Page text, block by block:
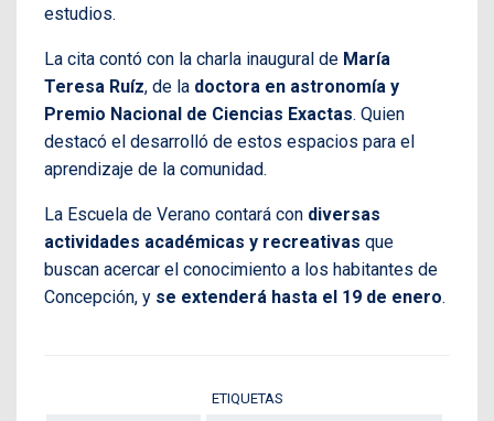
estudios.
La cita contó con la charla inaugural de María
Teresa Ruíz, de la doctora en astronomía y
Premio Nacional de Ciencias Exactas. Quien
destacó el desarrolló de estos espacios para el
aprendizaje de la comunidad.
La Escuela de Verano contará con diversas
actividades académicas y recreativas que
buscan acercar el conocimiento a los habitantes de
Concepción, y se extenderá hasta el 19 de enero.
ETIQUETAS